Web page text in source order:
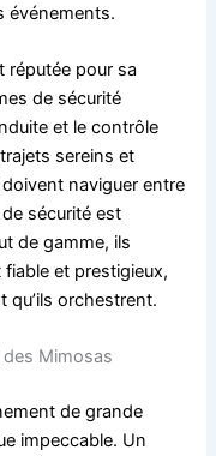
événements.
réputée pour sa
de sécurité
et le contrôle
sereins et
naviguer entre
sécurité est
de gamme, ils
et prestigieux,
qu’ils orchestrent.
Mimosas
de grande
impeccable. Un